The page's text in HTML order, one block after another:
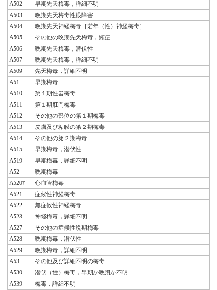
A502
早期先天梅毒，詳細不明
A503
晩期先天梅毒性眼障害
A504
晩期先天神経梅毒［若年（性）神経梅毒］
A505
その他の晩期先天梅毒，顕症
A506
晩期先天梅毒，潜伏性
A507
晩期先天梅毒，詳細不明
A509
先天梅毒，詳細不明
A51
早期梅毒
A510
第１期性器梅毒
A511
第１期肛門梅毒
A512
その他の部位の第１期梅毒
A513
皮膚及び粘膜の第２期梅毒
A514
その他の第２期梅毒
A515
早期梅毒，潜伏性
A519
早期梅毒，詳細不明
A52
晩期梅毒
A520†
心血管梅毒
A521
症候性神経梅毒
A522
無症候性神経梅毒
A523
神経梅毒，詳細不明
A527
その他の症候性晩期梅毒
A528
晩期梅毒，潜伏性
A529
晩期梅毒，詳細不明
A53
その他及び詳細不明の梅毒
A530
潜伏（性）梅毒，早期か晩期か不明
A539
梅毒，詳細不明